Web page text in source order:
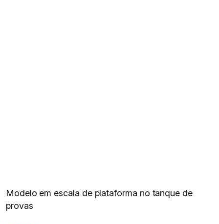
Modelo em escala de plataforma no tanque de
provas